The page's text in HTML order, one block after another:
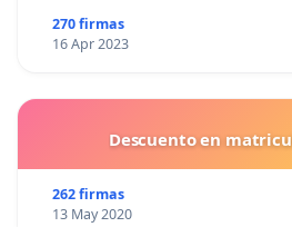
270 firmas
16 Apr 2023
Descuento en
262 firmas
13 May 2020